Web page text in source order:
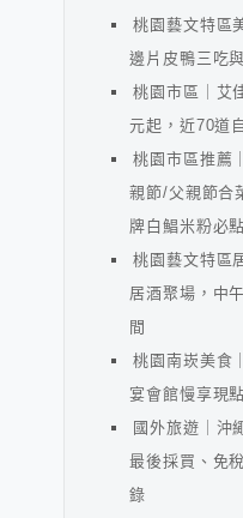
桃園藝文特區
邊片皮鴨三吃
桃園市區｜艾
元起，近70道
桃園市區推薦
親節/父親節合
牌白鯧米粉必點
桃園藝文特區
居酒聚場，中
間
桃園南崁美食
宴會館慢享現
國外旅遊｜沖
最後採買、免
錄